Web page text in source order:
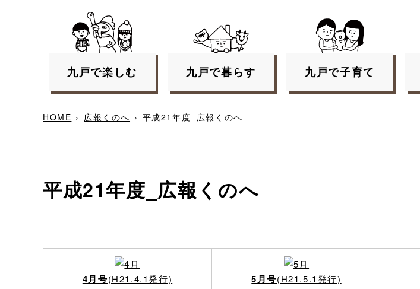
九戸で楽しむ 九戸で暮らす 九戸で子育て
HOME › 広報くのへ › 平成21年度_広報くのへ
平成21年度_広報くのへ
4月号(H21.4.1発行) 5月号(H21.5.1発行)